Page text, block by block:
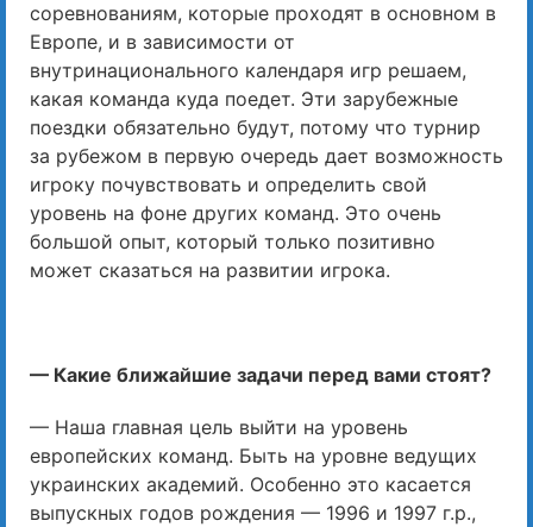
соревнованиям, которые проходят в основном в
Европе, и в зависимости от
внутринационального календаря игр решаем,
какая команда куда поедет. Эти зарубежные
поездки обязательно будут, потому что турнир
за рубежом в первую очередь дает возможность
игроку почувствовать и определить свой
уровень на фоне других команд. Это очень
большой опыт, который только позитивно
может сказаться на развитии игрока.
— Какие ближайшие задачи перед вами стоят?
— Наша главная цель выйти на уровень
европейских команд. Быть на уровне ведущих
украинских академий. Особенно это касается
выпускных годов рождения — 1996 и 1997 г.р.,